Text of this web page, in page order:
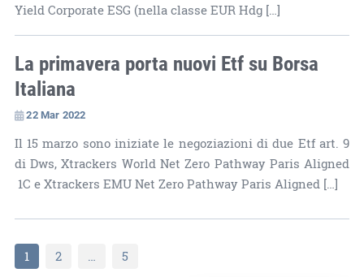
Yield Corporate ESG (nella classe EUR Hdg […]
La primavera porta nuovi Etf su Borsa
Italiana
22 Mar 2022
Il 15 marzo sono iniziate le negoziazioni di due Etf art. 9
di Dws, Xtrackers World Net Zero Pathway Paris Aligned
1C e Xtrackers EMU Net Zero Pathway Paris Aligned […]
1 2 … 5